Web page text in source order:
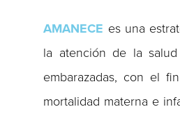
AMANECE es una
la atención de la
embarazadas, con el
mortalidad materna e